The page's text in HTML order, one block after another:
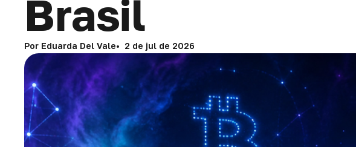
Brasil
Por Eduarda Del Vale 2 de jul de 2026